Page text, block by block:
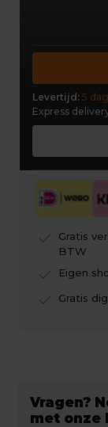
Levertijd: 5
Express
check
Gratis
BTW
check Eigen
check Gratis
Vragen?
met onze